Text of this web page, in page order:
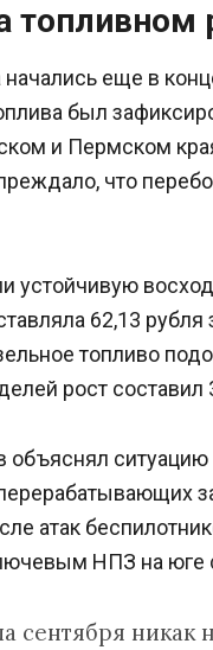
топливном
еще в
был
и Пермском
что
устойчивую
62,13 рубля
топливо
рост составил
объяснял
атак
НПЗ на юге
сентября никак